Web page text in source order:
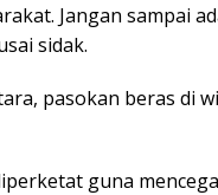
Jangan sampai
sidak.
pasokan beras di
guna